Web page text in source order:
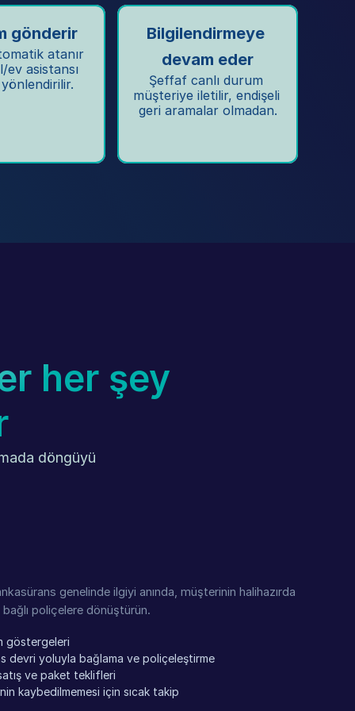
gönderir
atanır
ev asistansı
yönlendirilir.
Bilgilendirmeye
devam eder
Şeffaf canlı durum
müşteriye iletilir, endişeli
geri aramalar olmadan.
her şey
döngüyü
genelinde ilgiyi anında, müşterinin halihazırda
bağlı poliçelere dönüştürün.
göstergeleri
devri yoluyla bağlama ve poliçeleştirme
ve paket teklifleri
kaybedilmemesi için sıcak takip